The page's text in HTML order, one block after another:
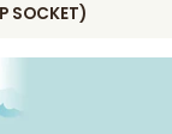
SOCKET)